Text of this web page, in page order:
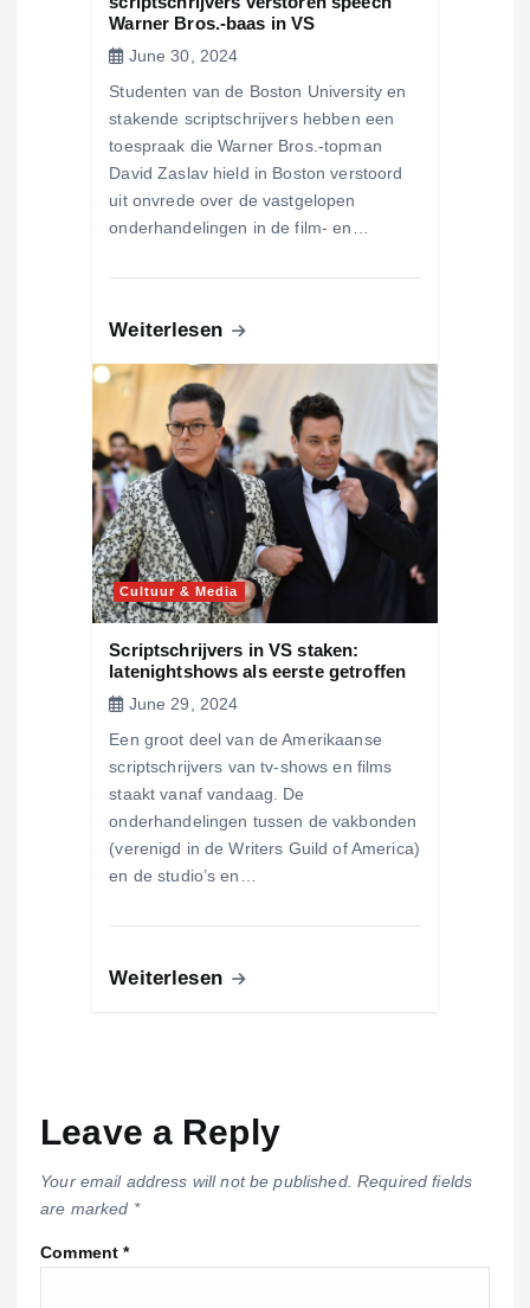
Warner Bros.-baas in VS
June 30, 2024
Studenten van de Boston University en
stakende scriptschrijvers hebben een
toespraak die Warner Bros.-topman
David Zaslav hield in Boston verstoord
uit onvrede over de vastgelopen
onderhandelingen in de film- en…
Weiterlesen
Cultuur & Media
Scriptschrijvers in VS staken:
latenightshows als eerste getroffen
June 29, 2024
Een groot deel van de Amerikaanse
scriptschrijvers van tv-shows en films
staakt vanaf vandaag. De
onderhandelingen tussen de vakbonden
(verenigd in de Writers Guild of America)
en de studio’s en…
Weiterlesen
Leave a Reply
Your email address will not be published. Required fields
are marked *
Comment*